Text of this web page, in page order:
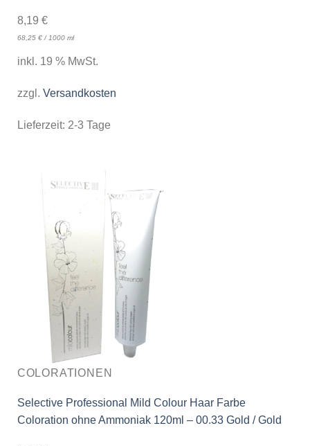
8,19 €
68,25 €/ 1000 ml
inkl. 19 % MwSt.
zzgl. Versandkosten
Lieferzeit: 2-3 Tage
COLORATIONEN
Selective Professional Mild Colour Haar Farbe
Coloration ohne Ammoniak 120ml – 00.33 Gold / Gold